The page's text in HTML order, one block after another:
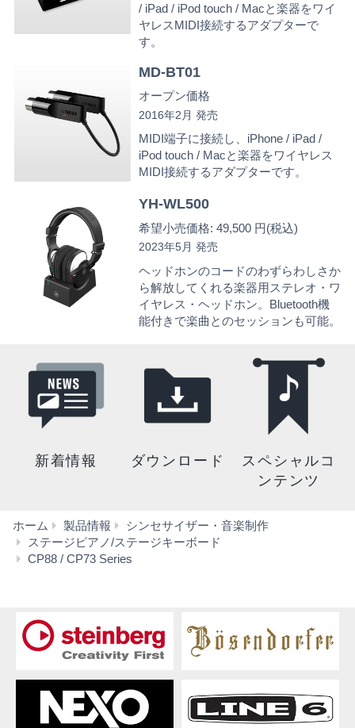
/ iPad / iPod touch / Macと楽器をワイ
ヤレスMIDI接続するアダプターで
す。
MD-BT01
オープン価格
2016年2月 発売
MIDI端子に接続し、iPhone / iPad /
iPod touch / Macと楽器をワイヤレス
MIDI接続するアダプターです。
YH-WL500
希望小売価格: 49,500 円(税込)
2023年5月 発売
ヘッドホンのコードのわずらわしさか
ら解放してくれる楽器用ステレオ・ワ
イヤレス・ヘッドホン。Bluetooth機
能付きで楽曲とのセッションも可能。
新着情報 ダウンロード
スペシャルコ
ンテンツ
ホーム 製品情報
シンセサイザー・音楽制作
ステージピアノ/ステージキーボード
CP88 / CP73 Series
ー